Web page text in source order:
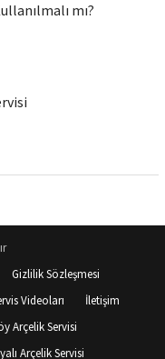
mı?
Gizlilik Sözleşmesi
Videoları
İletişim
Arçelik Servisi
Arçelik Servisi